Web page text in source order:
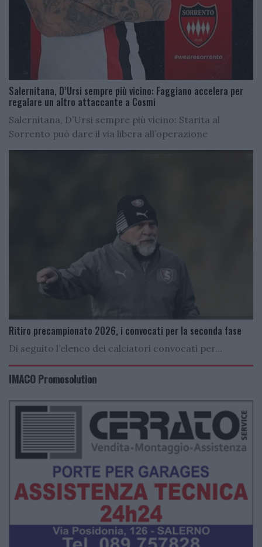
Salernitana, D’Ursi sempre più vicino: Faggiano accelera per
regalare un altro attaccante a Cosmi
Salernitana, D’Ursi sempre più vicino: Starita al
Sorrento può dare il via libera all’operazione
Ritiro precampionato 2026, i convocati per la seconda fase
Di seguito l’elenco dei calciatori convocati per...
IMACO Promosolution